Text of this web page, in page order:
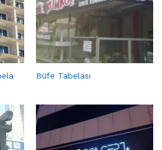
Büfe Tabelası